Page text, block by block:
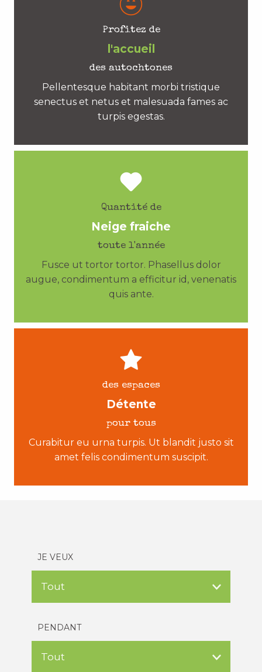
Profitez de
l'accueil
des autochtones
Pellentesque habitant morbi tristique
senectus et netus et malesuada fames ac
turpis egestas.
Quantité de
Neige fraiche
toute l'année
Fusce ut tortor tortor. Phasellus dolor
augue, condimentum a efficitur id, venenatis
quis ante.
des espaces
Détente
pour tous
Curabitur eu urna turpis. Ut blandit justo sit
amet felis condimentum suscipit.
JE VEUX
PENDANT